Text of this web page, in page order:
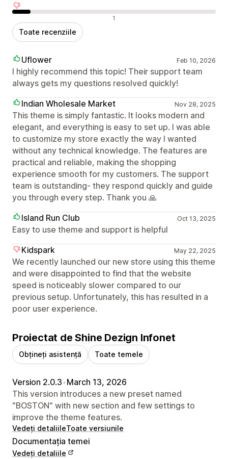
1
Toate recenziile
Uflower Feb 10, 2026
I highly recommend this topic! Their support team
always gets my questions resolved quickly!
Indian Wholesale Market
Nov 28, 2025
This theme is simply fantastic. It looks modern and
elegant, and everything is easy to set up. I was able
to customize my store exactly the way I wanted
without any technical knowledge. The features are
practical and reliable, making the shopping
experience smooth for my customers. The support
team is outstanding- they respond quickly and guide
you through every step. Thank you 🙏
Island Run Club
Oct 13, 2025
Easy to use theme and support is helpful
Kidspark
May 22, 2025
We recently launched our new store using this theme
and were disappointed to find that the website
speed is noticeably slower compared to our
previous setup. Unfortunately, this has resulted in a
poor user experience.
Proiectat de Shine Dezign Infonet
Obțineți asistență Toate temele
Version 2.0.3•March 13, 2026
This version introduces a new preset named
"BOSTON" with new section and few settings to
improve the theme features.
Vedeți detaliileToate versiunile
Documentația temei
Vedeți detaliile